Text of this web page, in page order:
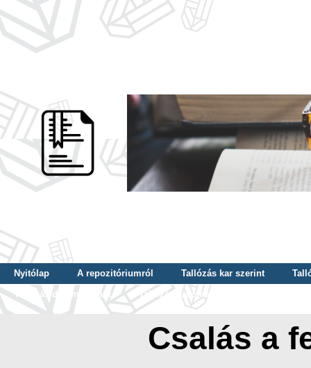
Nyitólap A repozitóriumról Tallózás kar szerint
Tallózás dátum szerint
Tallózás tudományterület szerint
Csalás a